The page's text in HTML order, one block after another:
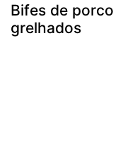
Bifes de porco
grelhados